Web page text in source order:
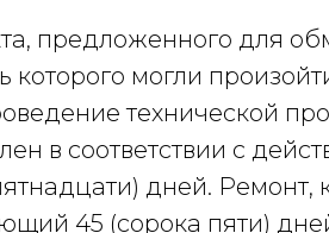
предложенного для
могли
технической
в соответствии с
дней. Ремонт,
45 (сорока пяти)